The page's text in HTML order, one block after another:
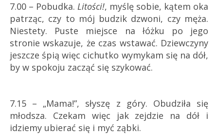
7.00 – Pobudka. Litości!, myślę sobie, kątem oka
patrząc, czy to mój budzik dzwoni, czy męża.
Niestety. Puste miejsce na łóżku po jego
stronie wskazuje, że czas wstawać. Dziewczyny
jeszcze śpią więc cichutko wymykam się na dół,
by w spokoju zacząć się szykować.
7.15 – „Mama!”, słyszę z góry. Obudziła się
młodsza. Czekam więc jak zejdzie na dół i
idziemy ubierać się i myć ząbki.